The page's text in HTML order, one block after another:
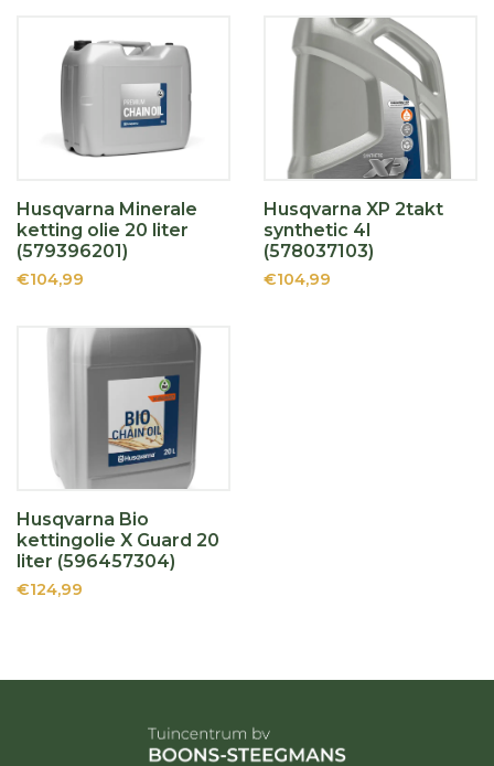
Husqvarna Minerale
ketting olie 20 liter
(579396201)
€104,99
Husqvarna XP 2takt
synthetic 4l
(578037103)
€104,99
Husqvarna Bio
kettingolie X Guard 20
liter (596457304)
€124,99